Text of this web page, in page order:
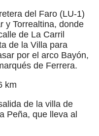
del Faro (LU-1)
y Torrealtina, donde
de La Carril
de la Villa para
por el arco Bayón,
de Ferrera.
km
de la villa de
Peña, que lleva al